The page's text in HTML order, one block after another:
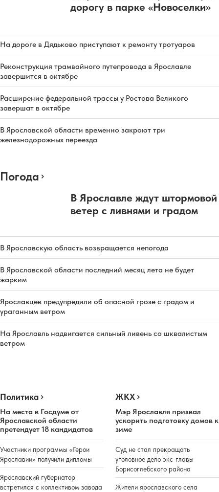
дорогу в парке «Новоселки»
На дороге в Дядьково приступают к ремонту тротуаров
Реконструкция трамвайного путепровода в Ярославле
завершится в октябре
Расширение федеральной трассы у Ростова Великого
завершат в октябре
В Ярославской области временно закроют три
железнодорожных переезда
Погода
В Ярославле ждут штормовой
ветер с ливнями и градом
В Ярославскую область возвращается непогода
В Ярославской области последний месяц лета не будет
жарким
Ярославцев предупредили об опасной грозе с градом и
ураганным ветром
На Ярославль надвигается сильный ливень со шквалистым
ветром
Политика
На места в Госдуме от
Ярославской области
претендует 18 кандидатов
Участники программы «Герои
Ярославии» получили дипломы
Ярославский губернатор
встретился с коллективом завода
ЖКХ
Мэр Ярославля призвал
ускорить подготовку домов к
зиме
Суд не стал прекращать
уголовное дело экс-главы
Борисоглебского района
Жители ярославского села